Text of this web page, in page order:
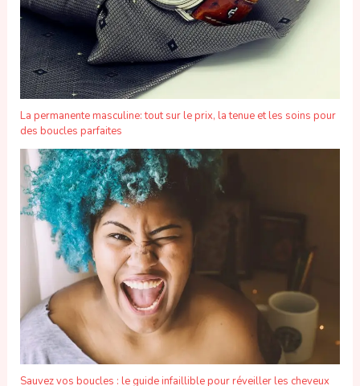
La permanente masculine: tout sur le prix, la tenue et les soins pour
des boucles parfaites
Sauvez vos boucles : le guide infaillible pour réveiller les cheveux